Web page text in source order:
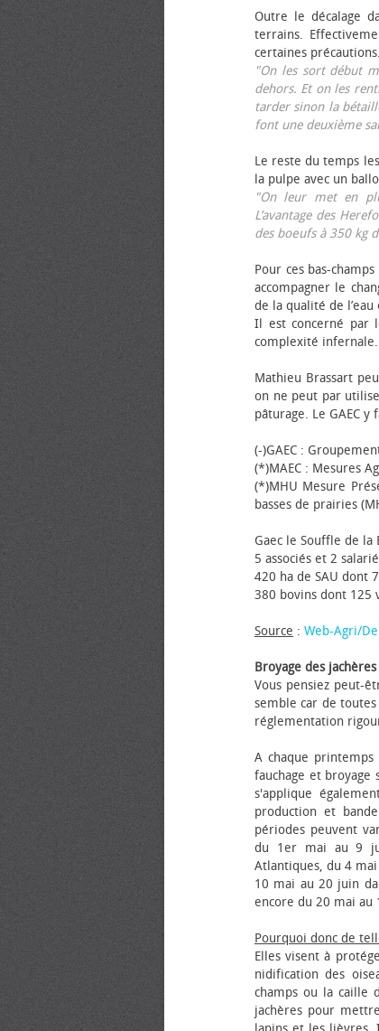
Outre le décalage
terrains.
certaines
"On les sort début
dehors. Et on les
tarder sinon la
font une deuxième
Le reste du temps
la pulpe avec un
"On leur met en
L’avantage des
des bœufs à 350 kg
Pour ces bas-
accompagner le
de la qualité de
Il est concerné par
complexité infernale.
Mathieu Brassart
on ne peut par
pâturage. Le GAEC y
(-)GAEC :
(*)MAEC : Mesures
(*)MHU Mesure
basses de prairies
Gaec le Souffle de la
5 associés et 2
420 ha de SAU dont
380 bovins dont 125
Source : Web-Agri/
Broyage des
Vous pensiez peut-
semble car de
réglementation
A chaque
fauchage et broyage
s'applique
production et
périodes peuvent
du 1er mai au 9
Atlantiques, du 4
10 mai au 20 juin
encore du 20 mai au
Pourquoi donc de
Elles visent à
nidification des
champs ou la caille
jachères pour